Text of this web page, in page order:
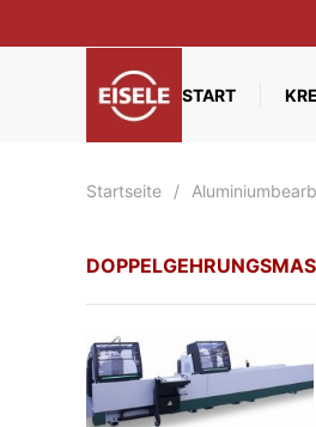
Zum Hauptinhalt springen
START
Startseite